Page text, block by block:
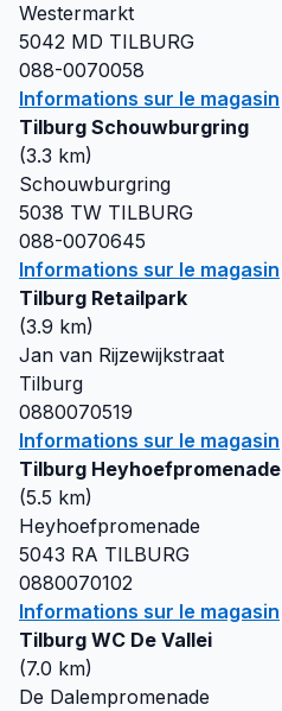
Westermarkt
5042 MD TILBURG
088-0070058
Informations sur le magasin
Tilburg Schouwburgring
(3.3 km)
Schouwburgring
5038 TW TILBURG
088-0070645
Informations sur le magasin
Tilburg Retailpark
(3.9 km)
Jan van Rijzewijkstraat
Tilburg
0880070519
Informations sur le magasin
Tilburg Heyhoefpromenade
(5.5 km)
Heyhoefpromenade
5043 RA TILBURG
0880070102
Informations sur le magasin
Tilburg WC De Vallei
(7.0 km)
De Dalempromenade